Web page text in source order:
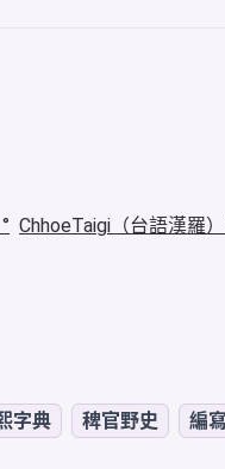
ChhoeTaigi（台語漢羅）
字典 稗官野史 編寫